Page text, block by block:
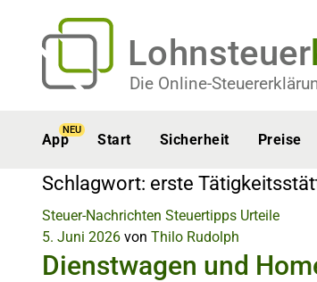
Lohnsteuer
Die Online-
App
NEU
Start Sicherheit Preise
Schlagwort: erste
Steuer-Nachrichten Steuertipps Urteile
5. Juni 2026 von Thilo Rudolph
Dienstwagen und